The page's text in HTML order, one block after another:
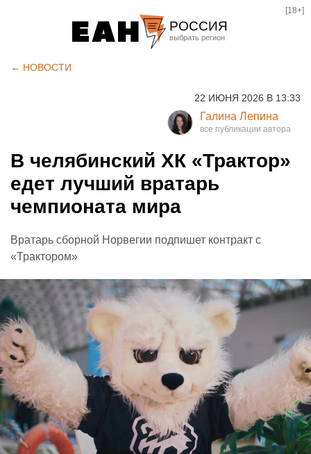
РОССИЯ
Курган
Оренбург
[18+]
← НОВОСТИ
22 ИЮНЯ 2026 В 13:33
Галина Лепина
В челябинский ХК «Трактор»
едет лучший вратарь
чемпионата мира
Вратарь сборной Норвегии подпишет контракт с
«Трактором»